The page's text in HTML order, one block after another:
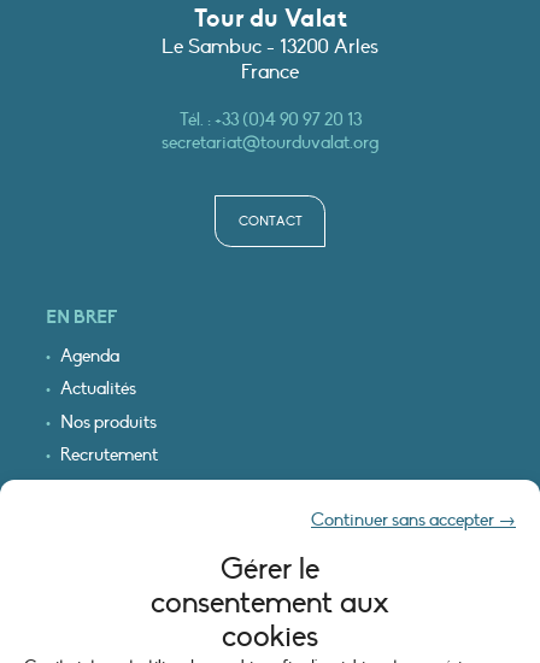
Gérer le
consentement aux
cookies
Continuer sans accepter →
Tour du Valat
Le Sambuc - 13200 Arles
France
Tél. :+33 (0)4 90 97 20 13
secretariat@tourduvalat.org
CONTACT
EN BREF
Agenda
Actualités
Nos produits
Recrutement
INFORMATIONS LÉGALES
Mentions légales